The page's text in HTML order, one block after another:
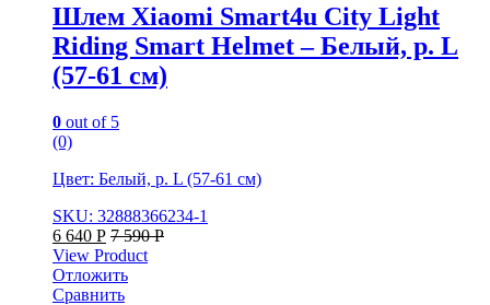
Шлем Xiaomi Smart4u City Light
Riding Smart Helmet – Белый, р. L
(57-61 см)
0 out of 5
(0)
Цвет: Белый, р. L (57-61 см)
SKU: 32888366234-1
6 640 Р 7 590Р
View Product
Отложить
Сравнить